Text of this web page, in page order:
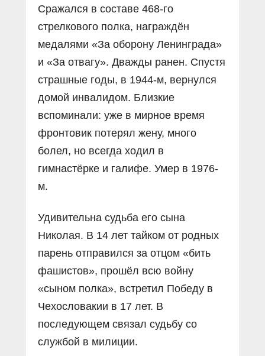
Сражался в составе 468-го
стрелкового полка, награждён
медалями «За оборону Ленинграда»
и «За отвагу». Дважды ранен. Спустя
страшные годы, в 1944-м, вернулся
домой инвалидом. Близкие
вспоминали: уже в мирное время
фронтовик потерял жену, много
болел, но всегда ходил в
гимнастёрке и галифе. Умер в 1976-
м.
Удивительна судьба его сына
Николая. В 14 лет тайком от родных
парень отправился за отцом «бить
фашистов», прошёл всю войну
«сыном полка», встретил Победу в
Чехословакии в 17 лет. В
последующем связал судьбу со
службой в милиции.